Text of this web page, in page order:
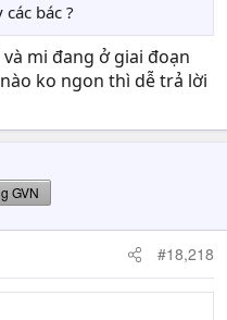
bác ?
mi đang ở giai đoạn
ko ngon thì dễ trả lời
GVN
#18,218